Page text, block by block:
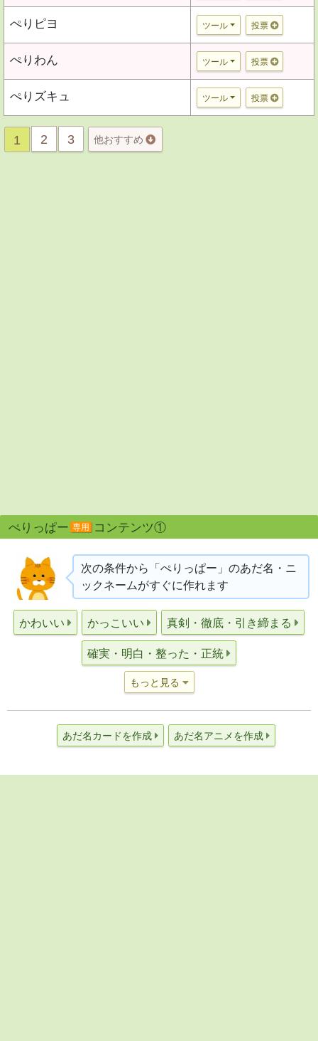
ぺりピヨ ツール 投票
ぺりわん ツール 投票
ぺりズキュ ツール 投票
1 2 3 他おすすめ
ぺりっぱー 専用 コンテンツ①
次の条件から「ぺりっぱー」のあだ名・ニ
ックネームがすぐに作れます
かわいい かっこいい 真剣・徹底・引き締まる
確実・明白・整った・正統
もっと見る
あだ名カードを作成 あだ名アニメを作成